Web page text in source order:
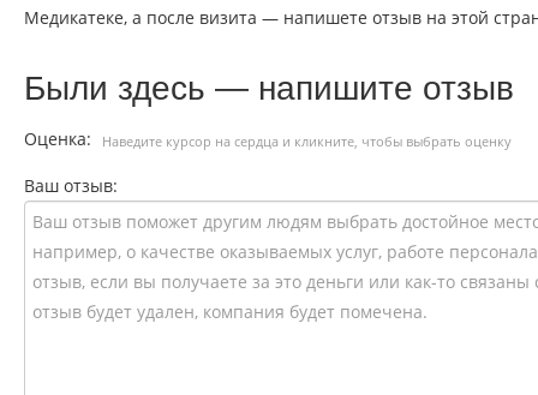
Медикатеке, а после визита — напишете отзыв на этой
Были здесь — напишите отзыв
Оценка: Наведите курсор на сердца и кликните, чтобы выбрать оценку
Ваш отзыв: